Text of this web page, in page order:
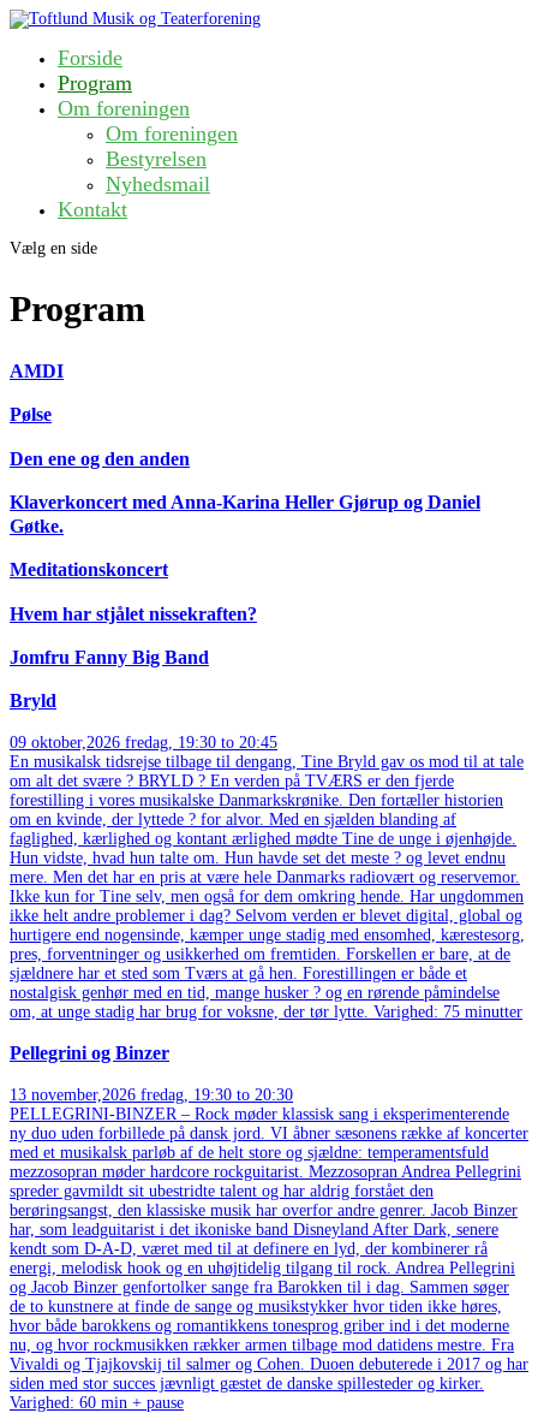
Forside
Program
Om foreningen
Om foreningen
Bestyrelsen
Nyhedsmail
Kontakt
Vælg en side
Program
AMDI
Pølse
Den ene og den anden
Klaverkoncert med Anna-Karina Heller Gjørup og Daniel
Gøtke.
Meditationskoncert
Hvem har stjålet nissekraften?
Jomfru Fanny Big Band
Bryld
09 oktober,2026 fredag, 19:30 to 20:45
En musikalsk tidsrejse tilbage til dengang, Tine Bryld gav os mod til at tale
om alt det svære ? BRYLD ? En verden på TVÆRS er den fjerde
forestilling i vores musikalske Danmarkskrønike. Den fortæller historien
om en kvinde, der lyttede ? for alvor. Med en sjælden blanding af
faglighed, kærlighed og kontant ærlighed mødte Tine de unge i øjenhøjde.
Hun vidste, hvad hun talte om. Hun havde set det meste ? og levet endnu
mere. Men det har en pris at være hele Danmarks radiovært og reservemor.
Ikke kun for Tine selv, men også for dem omkring hende. Har ungdommen
ikke helt andre problemer i dag? Selvom verden er blevet digital, global og
hurtigere end nogensinde, kæmper unge stadig med ensomhed, kærestesorg,
pres, forventninger og usikkerhed om fremtiden. Forskellen er bare, at de
sjældnere har et sted som Tværs at gå hen. Forestillingen er både et
nostalgisk genhør med en tid, mange husker ? og en rørende påmindelse
om, at unge stadig har brug for voksne, der tør lytte. Varighed: 75 minutter
Pellegrini og Binzer
13 november,2026 fredag, 19:30 to 20:30
PELLEGRINI-BINZER – Rock møder klassisk sang i eksperimenterende
ny duo uden forbillede på dansk jord. VI åbner sæsonens række af koncerter
med et musikalsk parløb af de helt store og sjældne: temperamentsfuld
mezzosopran møder hardcore rockguitarist. Mezzosopran Andrea Pellegrini
spreder gavmildt sit ubestridte talent og har aldrig forstået den
berøringsangst, den klassiske musik har overfor andre genrer. Jacob Binzer
har, som leadguitarist i det ikoniske band Disneyland After Dark, senere
kendt som D-A-D, været med til at definere en lyd, der kombinerer rå
energi, melodisk hook og en uhøjtidelig tilgang til rock. Andrea Pellegrini
og Jacob Binzer genfortolker sange fra Barokken til i dag. Sammen søger
de to kunstnere at finde de sange og musikstykker hvor tiden ikke høres,
hvor både barokkens og romantikkens tonesprog griber ind i det moderne
nu, og hvor rockmusikken rækker armen tilbage mod datidens mestre. Fra
Vivaldi og Tjajkovskij til salmer og Cohen. Duoen debuterede i 2017 og har
siden med stor succes jævnligt gæstet de danske spillesteder og kirker.
Varighed: 60 min + pause